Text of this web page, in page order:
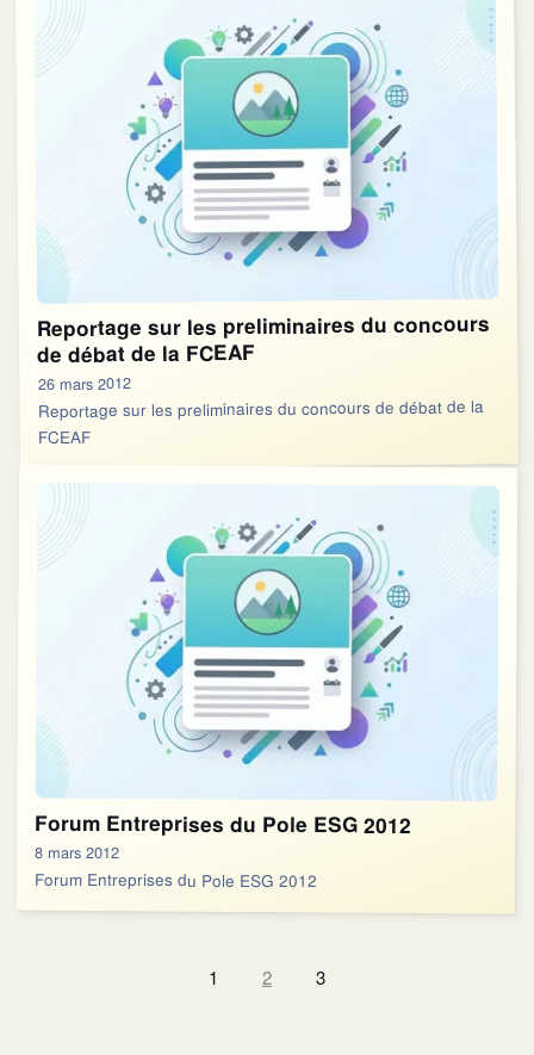
Reportage sur les preliminaires du concours
de débat de la FCEAF
26 mars 2012
Reportage sur les preliminaires du concours de débat de la
FCEAF
Forum Entreprises du Pole ESG 2012
8 mars 2012
Forum Entreprises du Pole ESG 2012
1 2 3